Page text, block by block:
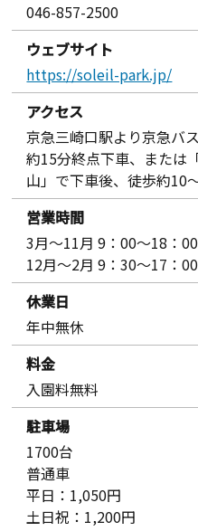
046-857-2500
ウェブサイト
https://soleil-park.jp/
アクセス
京急三崎口駅より京急バ
約15分終点下車、または
山」で下車後、徒歩約10
営業時間
3月～11月 9：00～18：00
12月～2月 9：30～17：00
休業日
年中無休
料金
入園料無料
駐車場
1700台
普通車
平日：1,050円
土日祝：1,200円